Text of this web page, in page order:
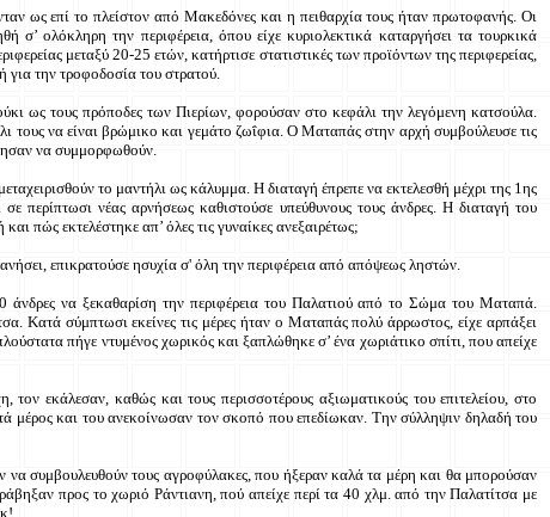
ως επί το πλείστον από Μακεδόνες και η πειθαρχία τους ήταν πρωτοφανής. Οι
σ’ ολόκληρη την περιφέρεια, όπου είχε κυριολεκτικά καταργήσει τα τουρκικά
μεταξύ 20-25 ετών, κατήρτισε στατιστικές των προϊόντων της περιφερείας,
για την τροφοδοσία του στρατού.
ως τους πρόποδες των Πιερίων, φορούσαν στο κεφάλι την λεγόμενη κατσούλα.
τους να είναι βρώμικο και γεμάτο ζωΐφια. Ο Ματαπάς στην αρχή συμβούλευσε τις
να συμμορφωθούν.
το μαντήλι ως κάλυμμα. Η διαταγή έπρεπε να εκτελεσθή μέχρι της 1ης
περίπτωσι νέας αρνήσεως καθιστούσε υπεύθυνους τους άνδρες. Η διαταγή του
πώς εκτελέστηκε απ’ όλες τις γυναίκες ανεξαιρέτως;
επικρατούσε ησυχία σ' όλη την περιφέρεια από απόψεως ληστών.
άνδρες να ξεκαθαρίση την περιφέρεια του Παλατιού από το Σώμα του Ματαπά.
Κατά σύμπτωσι εκείνες τις μέρες ήταν ο Ματαπάς πολύ άρρωστος, είχε αρπάξει
πήγε ντυμένος χωρικός και ξαπλώθηκε σ’ ένα χωριάτικο σπίτι, που απείχε
εκάλεσαν, καθώς και τους περισσοτέρους αξιωματικούς του επιτελείου, στο
μέρος και του ανεκοίνωσαν τον σκοπό που επεδίωκαν. Την σύλληψιν δηλαδή του
συμβουλευθούν τους αγροφύλακες, που ήξεραν καλά τα μέρη και θα μπορούσαν
προς το χωριό Ράντιανη, πού απείχε περί τα 40 χλμ. από την Παλατίτσα με